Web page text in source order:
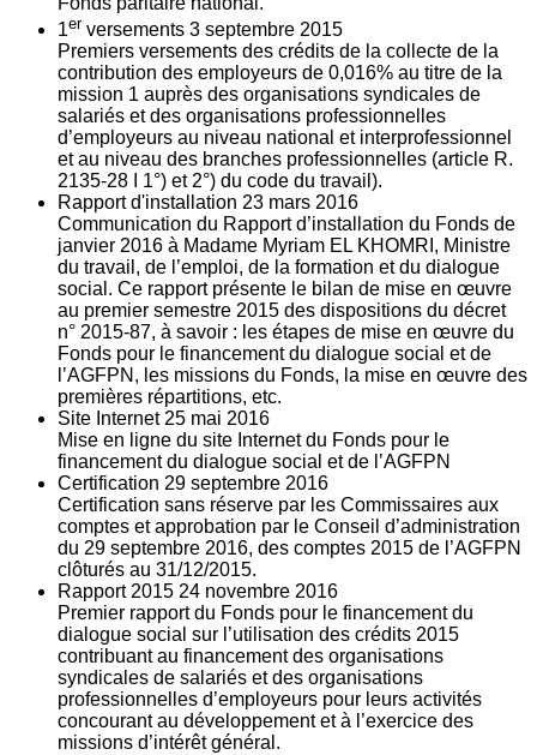
1er versements 3 septembre 2015
Premiers versements des crédits de la collecte de la
contribution des employeurs de 0,016% au titre de la
mission 1 auprès des organisations syndicales de
salariés et des organisations professionnelles
d’employeurs au niveau national et interprofessionnel
et au niveau des branches professionnelles (article R.
2135‐28 I 1°) et 2°) du code du travail).
Rapport d'installation 23 mars 2016
Communication du Rapport d’installation du Fonds de
janvier 2016 à Madame Myriam EL KHOMRI, Ministre
du travail, de l’emploi, de la formation et du dialogue
social. Ce rapport présente le bilan de mise en œuvre
au premier semestre 2015 des dispositions du décret
n° 2015-87, à savoir : les étapes de mise en œuvre du
Fonds pour le financement du dialogue social et de
l’AGFPN, les missions du Fonds, la mise en œuvre des
premières répartitions, etc.
Site Internet 25 mai 2016
Mise en ligne du site Internet du Fonds pour le
financement du dialogue social et de l’AGFPN
Certification 29 septembre 2016
Certification sans réserve par les Commissaires aux
comptes et approbation par le Conseil d’administration
du 29 septembre 2016, des comptes 2015 de l’AGFPN
clôturés au 31/12/2015.
Rapport 2015 24 novembre 2016
Premier rapport du Fonds pour le financement du
dialogue social sur l’utilisation des crédits 2015
contribuant au financement des organisations
syndicales de salariés et des organisations
professionnelles d’employeurs pour leurs activités
concourant au développement et à l’exercice des
missions d’intérêt général.